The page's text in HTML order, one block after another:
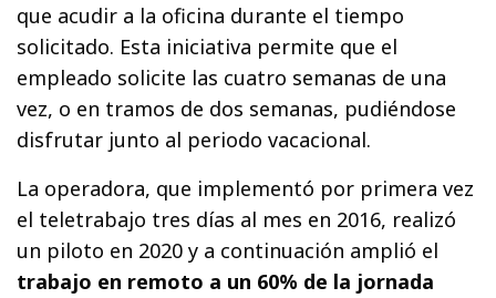
que acudir a la oficina durante el tiempo
solicitado. Esta iniciativa permite que el
empleado solicite las cuatro semanas de una
vez, o en tramos de dos semanas, pudiéndose
disfrutar junto al periodo vacacional.
La operadora, que implementó por primera vez
el teletrabajo tres días al mes en 2016, realizó
un piloto en 2020 y a continuación amplió el
trabajo en remoto a un 60% de la jornada